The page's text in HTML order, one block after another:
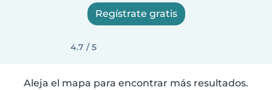
Regístrate gratis
4.7 / 5
Aleja el mapa para encontrar más resultados.